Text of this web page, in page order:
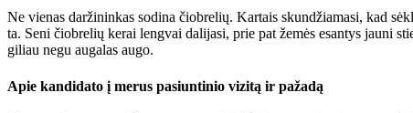
Ne vie­nas dar­ži­nin­kas so­di­na čiob­re­lių. Kar­tais skun­džia­ma­si, kad
ta. Se­ni čiob­re­lių ke­rai leng­vai da­li­ja­si, prie pat že­mės esan­tys jau­ni
gi­liau ne­gu au­ga­las au­go.
Apie kan­di­da­to į me­rus pa­siun­ti­nio vi­zi­tą ir pa­ža­dą